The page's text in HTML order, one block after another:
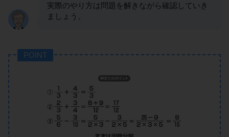
実際のやり方は問題を解きながら確認していき
ましょう。
POINT